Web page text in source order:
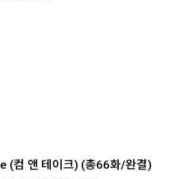
(컴 앤 테이크) (총66화/완결)